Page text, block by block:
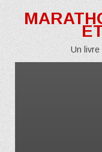
Un livre